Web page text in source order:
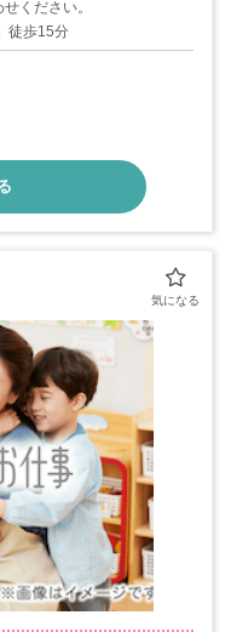
ください。
徒歩15分